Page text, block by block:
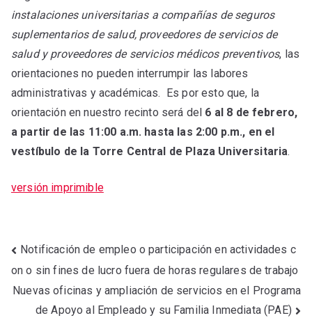
instalaciones universitarias a compañías de seguros
suplementarios de salud, proveedores de servicios de
salud y proveedores de servicios médicos preventivos, las
orientaciones no pueden interrumpir las labores
administrativas y académicas. Es por esto que, la
orientación en nuestro recinto será del 6 al 8 de febrero,
a partir de las 11:00 a.m. hasta las 2:00 p.m., en el
vestíbulo de la Torre Central de Plaza Universitaria.
versión imprimible
Notificación de empleo o participación en actividades c
on o sin fines de lucro fuera de horas regulares de trabajo
Nuevas oficinas y ampliación de servicios en el Programa
de Apoyo al Empleado y su Familia Inmediata (PAE)